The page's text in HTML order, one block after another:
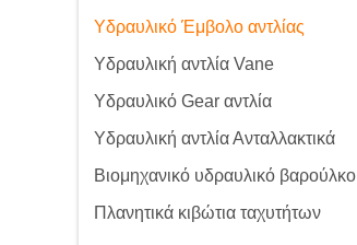
Υδραυλικό Έμβολο αντλίας
Υδραυλική αντλία Vane
Υδραυλικό Gear αντλία
Υδραυλική αντλία Ανταλλακτικά
Βιομηχανικό υδραυλικό βαρούλκο
Πλανητικά κιβώτια ταχυτήτων